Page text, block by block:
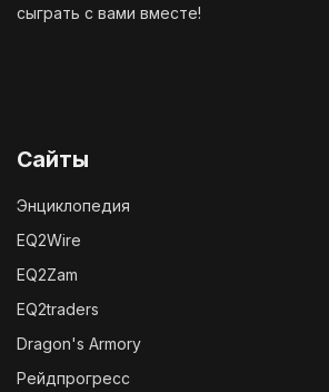
сыграть с вами вместе!
Сайты
Энциклопедия
EQ2Wire
EQ2Zam
EQ2traders
Dragon's Armory
Рейдпрогресс